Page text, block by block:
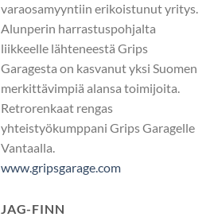
varaosamyyntiin erikoistunut yritys.
Alunperin harrastuspohjalta
liikkeelle lähteneestä Grips
Garagesta on kasvanut yksi Suomen
merkittävimpiä alansa toimijoita.
Retrorenkaat rengas
yhteistyökumppani Grips Garagelle
Vantaalla.
www.gripsgarage.com
JAG-FINN